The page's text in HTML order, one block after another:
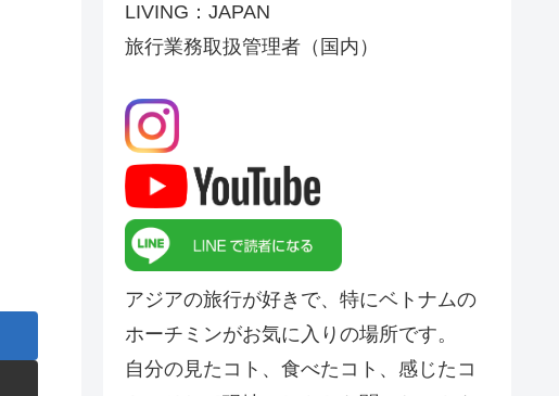
LIVING：JAPAN
旅行業務取扱管理者（国内）
アジアの旅行が好きで、特にベトナムの
ホーチミンがお気に入りの場所です。
自分の見たコト、食べたコト、感じたコ